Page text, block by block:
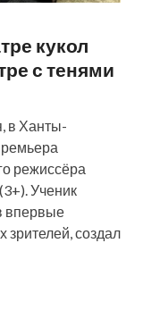
кукол
с тенями
в Ханты-
режиссёра
Ученик
впервые
зрителей, создал